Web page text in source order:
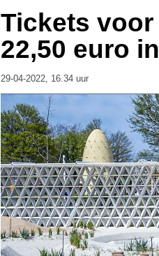
Tickets
22,50 euro
29-04-2022, 16.34 uur